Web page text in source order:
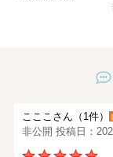
こここさん（1件）
非公開 投稿日：